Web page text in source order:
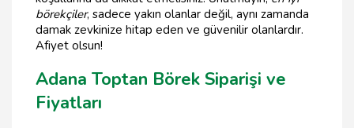
börekçiler, sadece yakın olanlar değil, aynı zamanda
damak zevkinize hitap eden ve güvenilir olanlardır.
Afiyet olsun!
Adana Toptan Börek Siparişi ve
Fiyatları